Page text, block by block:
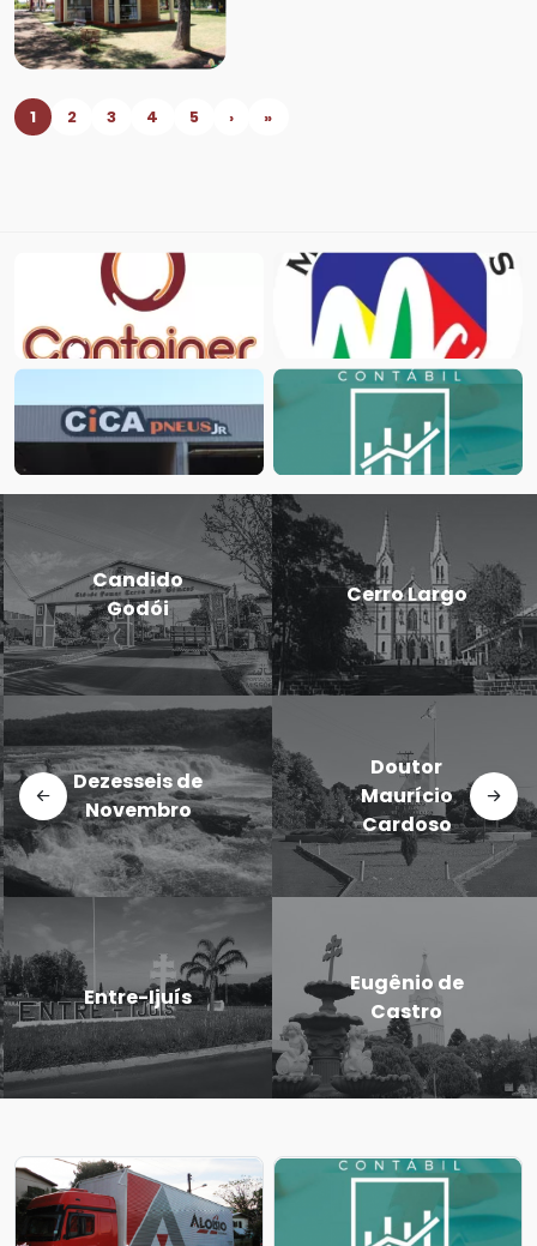
1 2 3 4 5 › »
Candido
Godói
Cerro Largo
Dezesseis de
Novembro
Doutor
Maurício
Cardoso
Entre-Ijuís
Eugênio de
Castro